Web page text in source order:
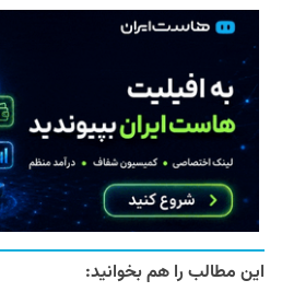
این مطالب را هم بخوانید: